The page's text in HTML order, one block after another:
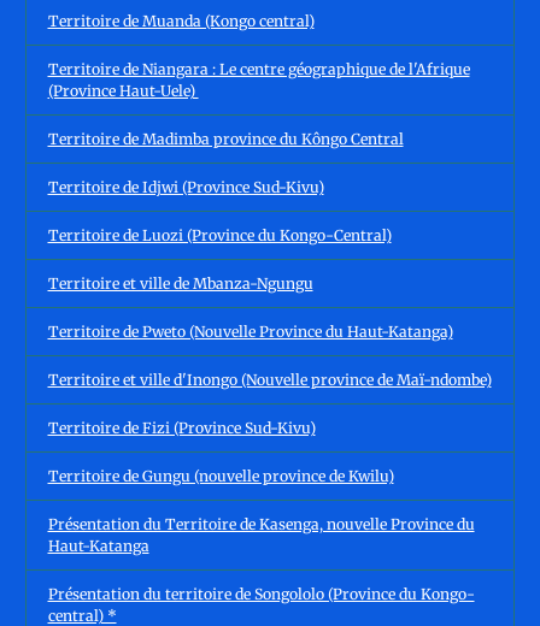
Territoire de Muanda (Kongo central)
Territoire de Niangara : Le centre géographique de l'Afrique
(Province Haut-Uele)
Territoire de Madimba province du Kôngo Central
Territoire de Idjwi (Province Sud-Kivu)
Territoire de Luozi (Province du Kongo-Central)
Territoire et ville de Mbanza-Ngungu
Territoire de Pweto (Nouvelle Province du Haut-Katanga)
Territoire et ville d'Inongo (Nouvelle province de Maï-ndombe)
Territoire de Fizi (Province Sud-Kivu)
Territoire de Gungu (nouvelle province de Kwilu)
Présentation du Territoire de Kasenga, nouvelle Province du
Haut-Katanga
Présentation du territoire de Songololo (Province du Kongo-
central) *